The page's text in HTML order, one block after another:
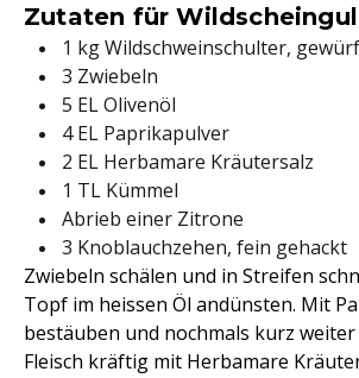
Zutaten für
1 kg Wildschweinschulter,
3 Zwiebeln
5 EL Olivenöl
4 EL Paprikapulver
2 EL Herbamare Kräutersalz
1 TL Kümmel
Abrieb einer Zitrone
3 Knoblauchzehen, fein gehackt
Zwiebeln schälen und in Streifen
Topf im heissen Öl andünsten. Mit
bestäuben und nochmals kurz
Fleisch kräftig mit Herbamare